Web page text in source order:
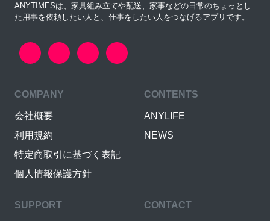
ANYTIMESは、家具組み立てや配送、家事などの日常のちょっとし
た用事を依頼したい人と、仕事をしたい人をつなげるアプリです。
COMPANY
会社概要
利用規約
特定商取引に基づく表記
個人情報保護方針
CONTENTS
ANYLIFE
NEWS
SUPPORT CONTACT